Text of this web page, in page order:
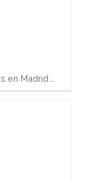
en Madrid:…